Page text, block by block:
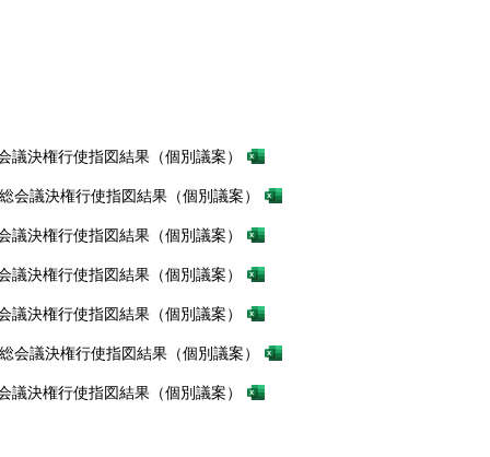
決権行使指図結果（個別議案）
会議決権行使指図結果（個別議案）
決権行使指図結果（個別議案）
決権行使指図結果（個別議案）
決権行使指図結果（個別議案）
会議決権行使指図結果（個別議案）
決権行使指図結果（個別議案）